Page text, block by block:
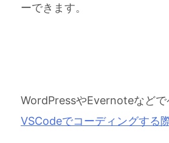
ーできます。
WordPressやEvernoteなど
VSCodeでコーディングする